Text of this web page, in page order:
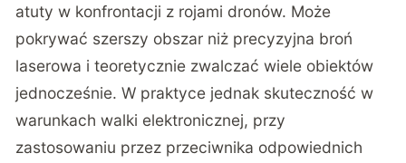
atuty w konfrontacji z rojami dronów. Może
pokrywać szerszy obszar niż precyzyjna broń
laserowa i teoretycznie zwalczać wiele obiektów
jednocześnie. W praktyce jednak skuteczność w
warunkach walki elektronicznej, przy
zastosowaniu przez przeciwnika odpowiednich